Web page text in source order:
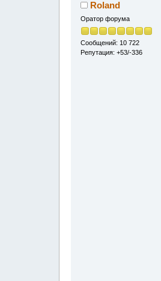
Roland
Оратор форума
Сообщений: 10 722
Репутация: +53/-336